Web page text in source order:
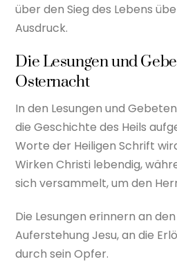
über den Sieg des Lebens
Ausdruck.
Die Lesungen und
Osternacht
In den Lesungen und
die Geschichte des Heils
Worte der Heiligen Schrift
Wirken Christi lebendig,
sich versammelt, um den
Die Lesungen erinnern an
Auferstehung Jesu, an die
durch sein Opfer.